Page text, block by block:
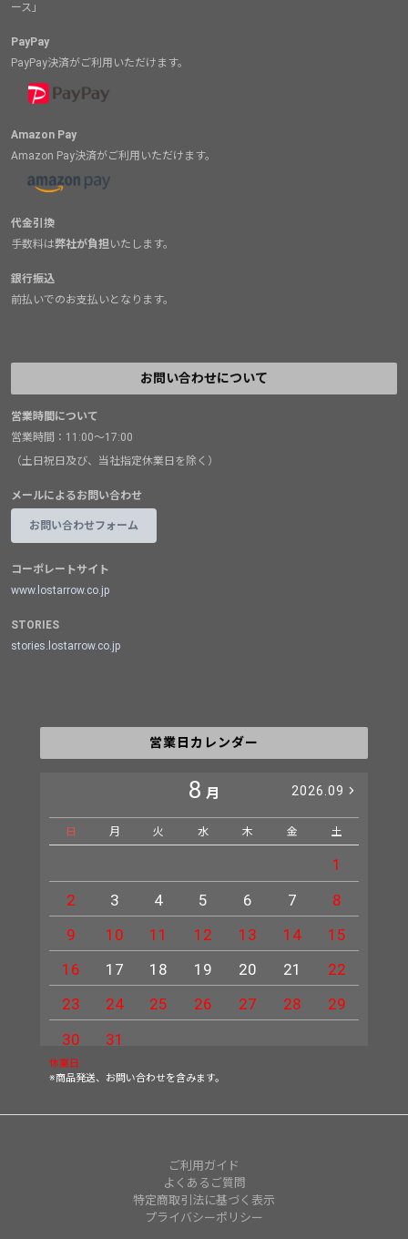
ース」
PayPay
PayPay決済がご利用いただけます。
Amazon Pay
Amazon Pay決済がご利用いただけます。
代金引換
手数料は弊社が負担 いたします。
銀行振込
前払いでのお支払いとなります。
お問い合わせについて
営業時間について
営業時間：11:00～17:00
（土日祝日及び、当社指定休業日を除く）
メールによるお問い合わせ
お問い合わせフォーム
コーポレートサイト
www.lostarrow.co.jp
STORIES
stories.lostarrow.co.jp
営業日カレンダー
8 月 2026.09
日 月 火 水 木 金 土
1
2
3 4 5 6 7
8
9
10 11 12 13 14
15
16
17 18 19 20 21
22
23
24 25 26 27 28
29
30
31
休業日
※商品発送、お問い合わせを含みます。
ご利用ガイド
よくあるご質問
特定商取引法に基づく表示
プライバシーポリシー